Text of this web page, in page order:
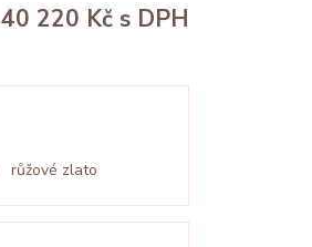
40 220 Kč s DPH
růžové zlato